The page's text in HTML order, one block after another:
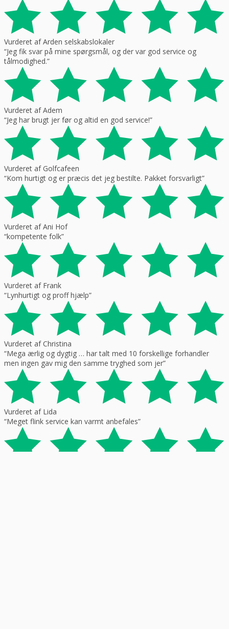
Vurderet af Arden selskabslokaler
“Jeg fik svar på mine spørgsmål, og der var god service og
tålmodighed.”
Vurderet af Adem
“Jeg har brugt jer før og altid en god service!”
Vurderet af Golfcafeen
“Kom hurtigt og er præcis det jeg bestilte. Pakket forsvarligt”
Vurderet af Ani Hof
“kompetente folk”
Vurderet af Frank
“Lynhurtigt og proff hjælp”
Vurderet af Christina
“Mega ærlig og dygtig … har talt med 10 forskellige forhandler
men ingen gav mig den samme tryghed som jer”
Vurderet af Lida
“Meget flink service kan varmt anbefales”